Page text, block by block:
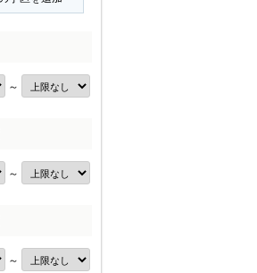
～
～
～